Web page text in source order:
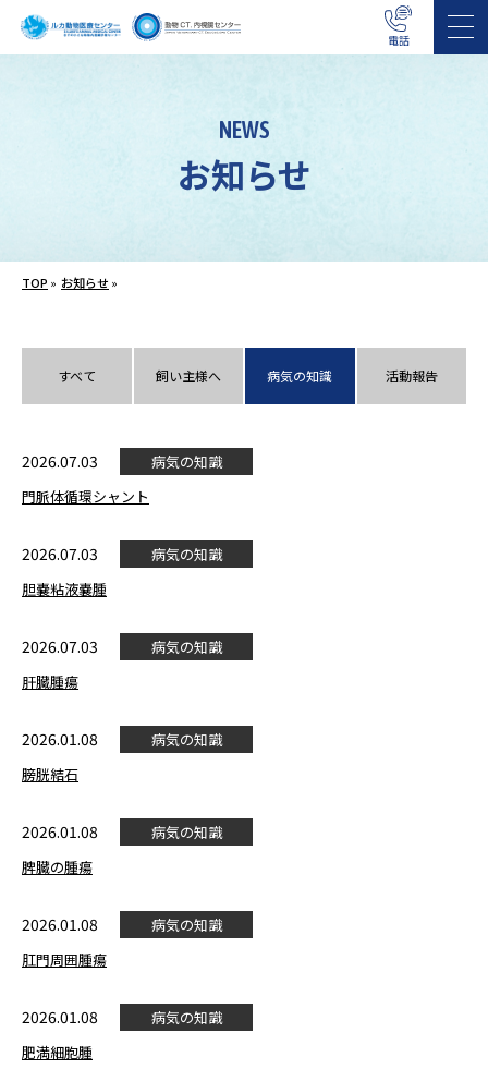
電話
NEWS
お知らせ
TOP » お知らせ »
すべて 飼い主様へ 病気の知識 活動報告
2026.07.03
病気の知識
門脈体循環シャント
2026.07.03
病気の知識
胆嚢粘液嚢腫
2026.07.03
病気の知識
肝臓腫瘍
2026.01.08
病気の知識
膀胱結石
2026.01.08
病気の知識
脾臓の腫瘍
2026.01.08
病気の知識
肛門周囲腫瘍
2026.01.08
病気の知識
肥満細胞腫